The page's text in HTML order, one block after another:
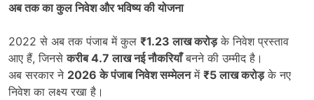
अब तक का कुल निवेश और भविष्य की योजना
2022 से अब तक पंजाब में कुल ₹1.23लाख करोड़के निवेश प्रस्ताव
आए हैं, जिनसेकरीब4.7लाख नई नौकरियाँबनने की उम्मीद है।
अब सरकार ने 2026के पंजाब निवेश सम्मेलनमें ₹5लाख करोड़के नए
निवेश का लक्ष्य रखा है।